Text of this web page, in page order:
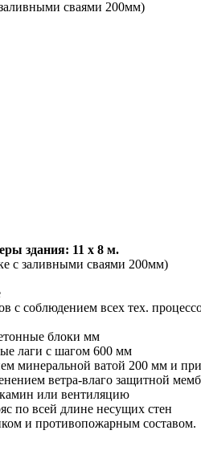
сваями 200мм)
здания: 11 x 8 м.
с заливными сваями 200мм)
с соблюдением всех тех.
блоки мм
лаги с шагом 600 мм
минеральной ватой 200 мм и
ветра-влаго защитной
или вентиляцию
по всей длине несущих стен
и противопожарным составом.